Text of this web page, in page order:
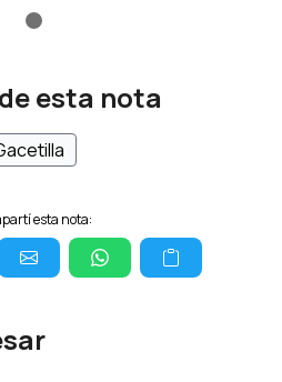
esta nota
esta nota: